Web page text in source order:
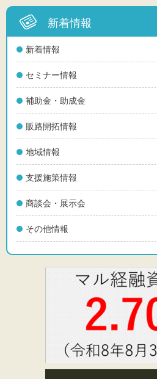
新着情報
新着情報
セミナー情報
補助金・助成金
販路開拓情報
地域情報
支援施策情報
商談会・展示会
その他情報